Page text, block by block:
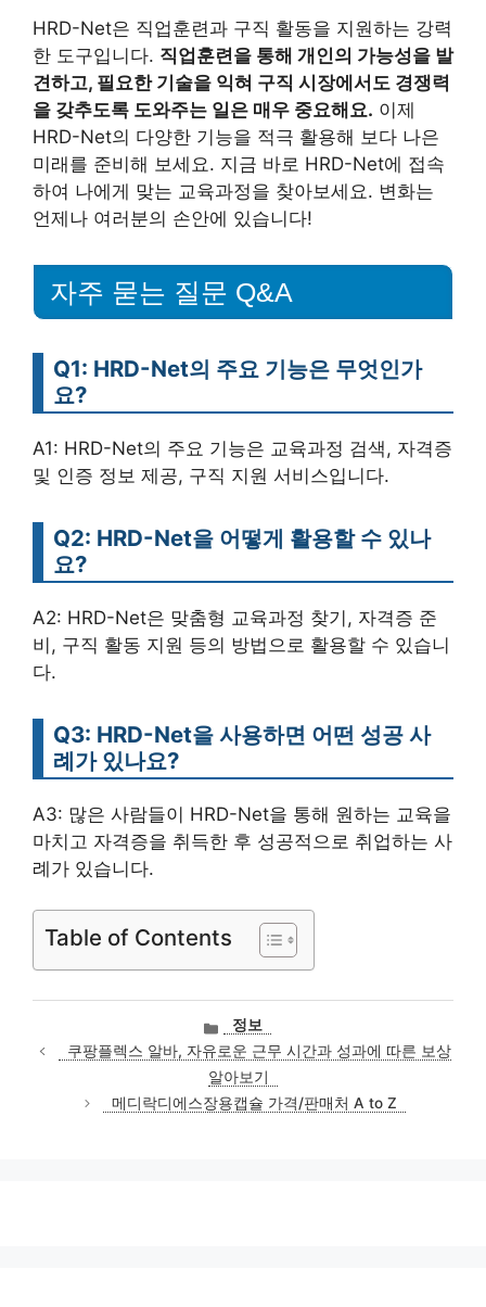
HRD-Net은 직업훈련과 구직 활동을 지원하는 강력
한 도구입니다. 직업훈련을 통해 개인의 가능성을 발
견하고, 필요한 기술을 익혀 구직 시장에서도 경쟁력
을 갖추도록 도와주는 일은 매우 중요해요. 이제
HRD-Net의 다양한 기능을 적극 활용해 보다 나은
미래를 준비해 보세요. 지금 바로 HRD-Net에 접속
하여 나에게 맞는 교육과정을 찾아보세요. 변화는
언제나 여러분의 손안에 있습니다!
자주 묻는 질문 Q&A
Q1: HRD-Net의 주요 기능은 무엇인가
요?
A1: HRD-Net의 주요 기능은 교육과정 검색, 자격증
및 인증 정보 제공, 구직 지원 서비스입니다.
Q2: HRD-Net을 어떻게 활용할 수 있나
요?
A2: HRD-Net은 맞춤형 교육과정 찾기, 자격증 준
비, 구직 활동 지원 등의 방법으로 활용할 수 있습니
다.
Q3: HRD-Net을 사용하면 어떤 성공 사
례가 있나요?
A3: 많은 사람들이 HRD-Net을 통해 원하는 교육을
마치고 자격증을 취득한 후 성공적으로 취업하는 사
례가 있습니다.
Table of Contents
카
테
고
리
정보
쿠팡플렉스 알바, 자유로운 근무 시간과 성과에 따른 보상
알아보기
메디락디에스장용캡슐 가격/판매처 A to Z